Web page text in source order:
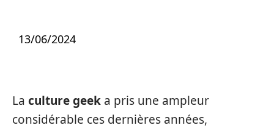
13/06/2024
La culture geek a pris une ampleur
considérable ces dernières années,